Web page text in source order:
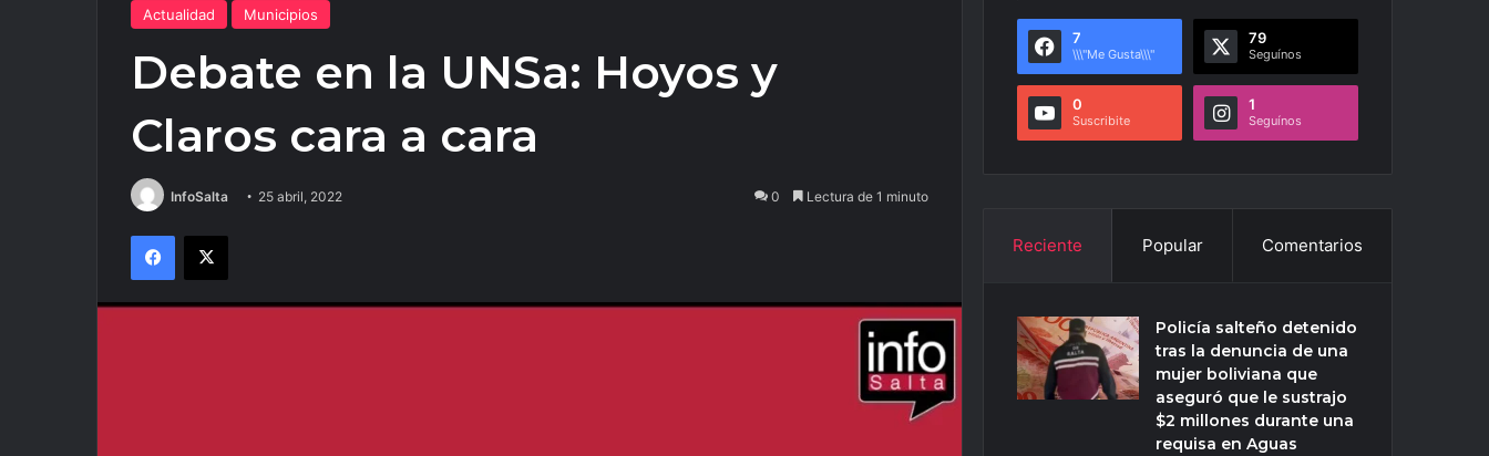
Actualidad Municipios
Debate en la UNSa: Hoyos y
Claros cara a cara
InfoSalta 25 abril, 2022 0 Lectura de 1 minuto
Facebook
X
7
\\\"Me Gusta\\\"
79
Seguínos
0
Suscribite
1
Seguínos
Reciente Popular Comentarios
Policía salteño detenido
tras la denuncia de una
mujer boliviana que
aseguró que le sustrajo
$2 millones durante una
requisa en Aguas